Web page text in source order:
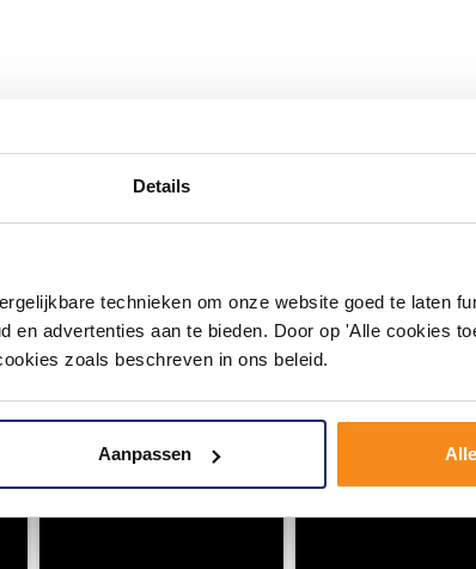
Details
technieken om onze website goed te laten
en advertenties aan te bieden. Door op 'Alle cookies
zoals beschreven in ons beleid.
Aanpassen
met #mijndroombadkamer en tag
vol met unieke badkamerstijlen. Doe je mee?